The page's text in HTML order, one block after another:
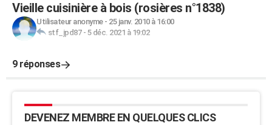
Vieille cuisinière à bois (rosières n°1838)
Utilisateur anonyme- 25 janv. 2010 à 16:00
stf_jpd87- 5 déc. 2021 à 19:02
9 réponses
DEVENEZ MEMBRE EN QUELQUES CLICS